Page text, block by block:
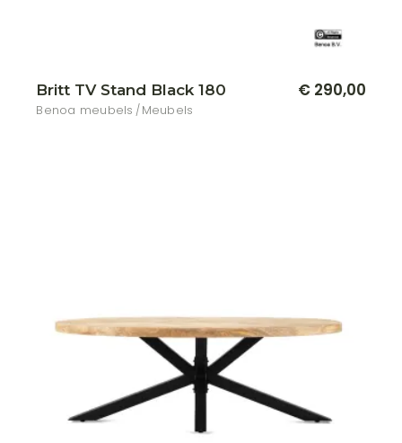
Britt TV Stand Black 180
Benoa meubels Meubels
€290,00